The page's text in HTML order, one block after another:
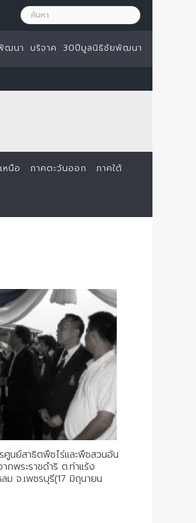
ฒนา บริจาค 30ปีมูลนิธิชัยพัฒนา
หนือ ภาคตะวันออก ภาคใต้
ศูนย์สาธิตพืชไร่และพืชสวนอัน
ากพระราชดำริ ต.ท่าแร้ง
ม จ.เพชรบุรี(17 มิถุนายน